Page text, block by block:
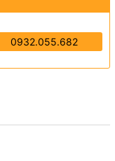
0932.055.682